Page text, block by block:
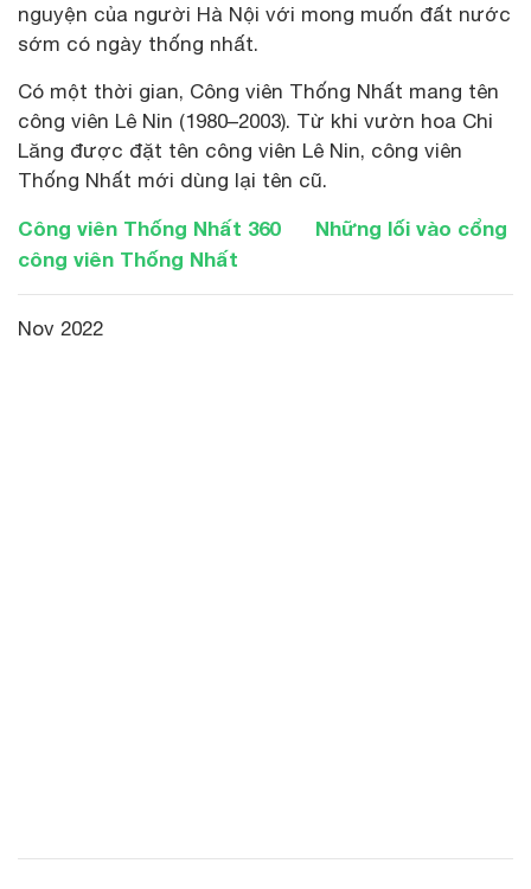
nguyện của người Hà Nội với mong muốn đất nước
sớm có ngày thống nhất.
Có một thời gian, Công viên Thống Nhất mang tên
công viên Lê Nin (1980–2003). Từ khi vườn hoa Chi
Lăng được đặt tên công viên Lê Nin, công viên
Thống Nhất mới dùng lại tên cũ.
Công viên Thống Nhất 360
Những lối vào cổng
công viên Thống Nhất
Nov 2022